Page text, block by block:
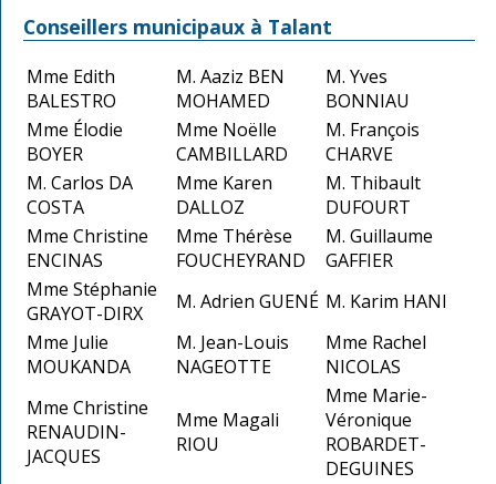
Conseillers municipaux à Talant
Mme Edith
BALESTRO
M. Aaziz BEN
MOHAMED
M. Yves
BONNIAU
Mme Élodie
BOYER
Mme Noëlle
CAMBILLARD
M. François
CHARVE
M. Carlos DA
COSTA
Mme Karen
DALLOZ
M. Thibault
DUFOURT
Mme Christine
ENCINAS
Mme Thérèse
FOUCHEYRAND
M. Guillaume
GAFFIER
Mme Stéphanie
GRAYOT-DIRX
M. Adrien GUENÉ M. Karim HANI
Mme Julie
MOUKANDA
M. Jean-Louis
NAGEOTTE
Mme Rachel
NICOLAS
Mme Christine
RENAUDIN-
JACQUES
Mme Magali
RIOU
Mme Marie-
Véronique
ROBARDET-
DEGUINES